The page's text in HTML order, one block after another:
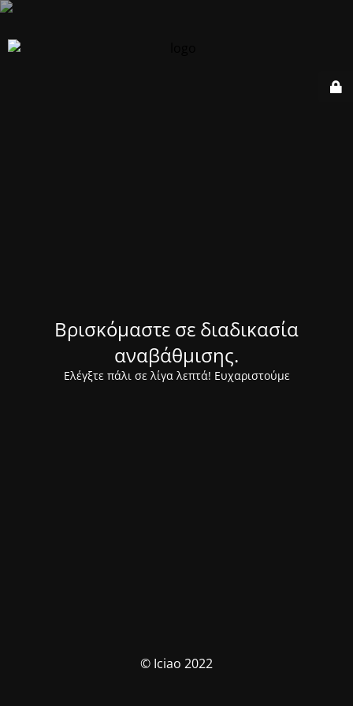
Βρισκόμαστε σε διαδικασία
αναβάθμισης.
Ελέγξτε πάλι σε λίγα λεπτά! Ευχαριστούμε
© Iciao 2022